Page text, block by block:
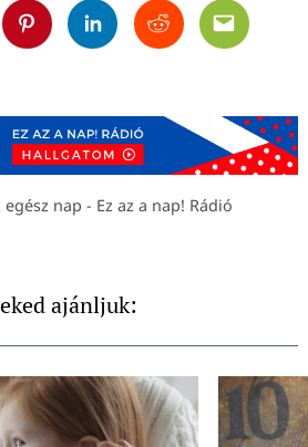
PinterestLinkedinRedditEmail
nap - Ez az a nap! Rádió
ajánljuk: